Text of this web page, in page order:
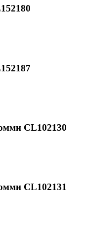
CL102130
CL102131